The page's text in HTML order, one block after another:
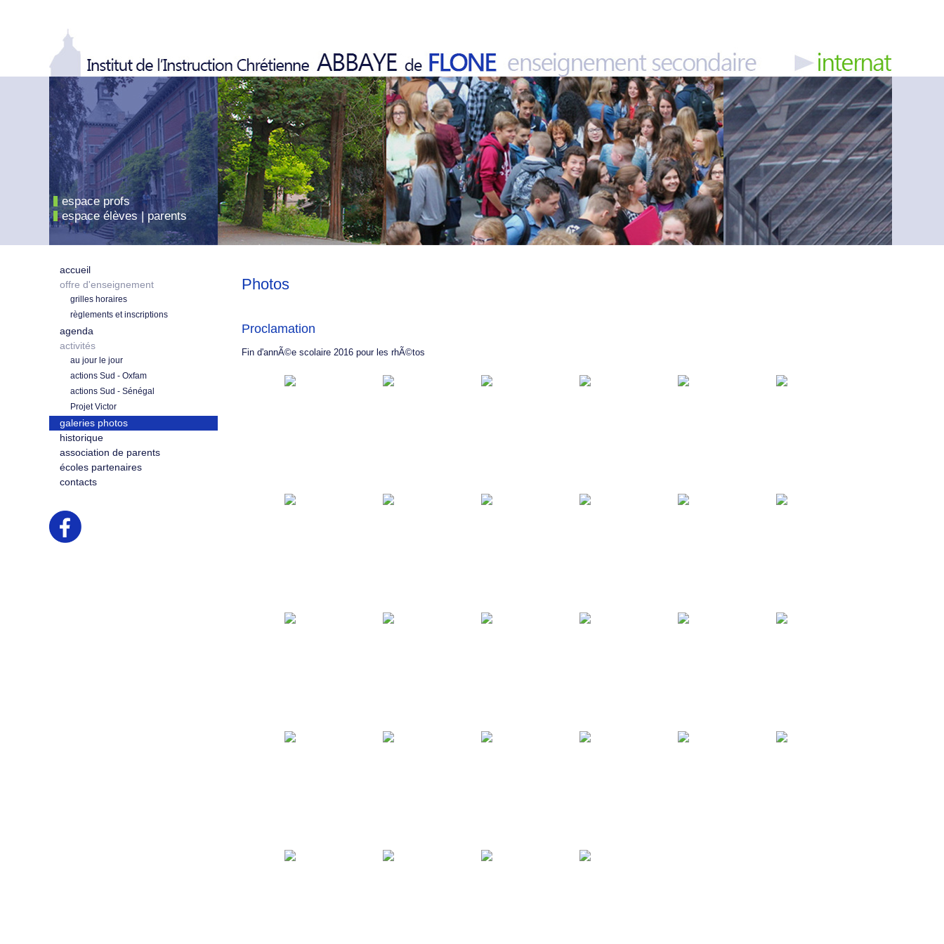
espace profs
espace élèves | parents
accueil
offre d'enseignement
grilles horaires
règlements et inscriptions
agenda
activités
au jour le jour
actions Sud - Oxfam
actions Sud - Sénégal
Projet Victor
galeries photos
historique
association de parents
écoles partenaires
contacts
Photos
Proclamation
Fin d'annÃ©e scolaire 2016 pour les rhÃ©tos